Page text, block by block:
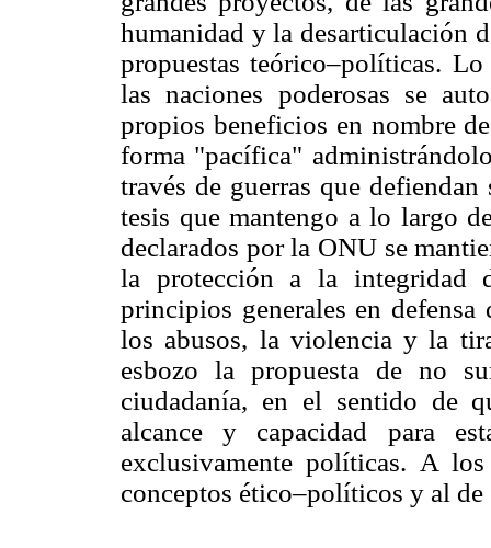
humanidad y la desarticulación
propuestas teórico–políticas.
las naciones poderosas se
propios beneficios en nombre
forma "pacífica"
través de guerras que
tesis que mantengo a lo largo
declarados por la ONU se
la protección a la integridad
principios generales en
los abusos, la violencia y la
esbozo la propuesta de no
ciudadanía, en el sentido de
alcance y capacidad para
exclusivamente políticas. A
conceptos ético–políticos y al